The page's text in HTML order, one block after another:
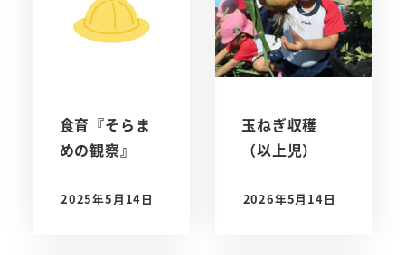
食育『そらま
めの観察』
投稿日
2025年5月14日
玉ねぎ収穫
（以上児）
投稿日
2026年5月14日